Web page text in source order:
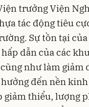
trưởng Viện
tác động tiêu
Sự tồn tại
dẫn của các
như làm giảm
đến nền
giảm thiểu, lượng